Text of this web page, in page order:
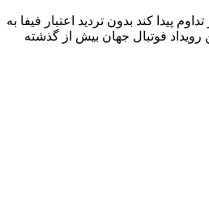
پیدا کند بدون تردید اعتبار فیفا به
رویداد فوتبال جهان بیش از گذشته